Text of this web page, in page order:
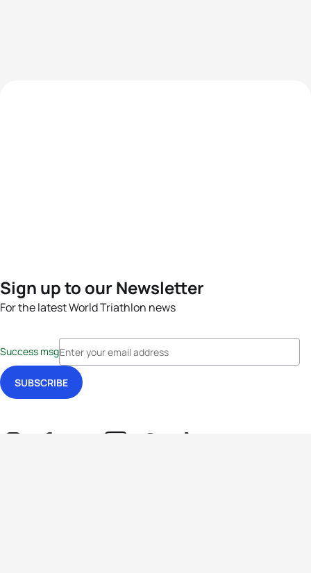
Sign up to our Newsletter
For the latest World Triathlon news
Success msg